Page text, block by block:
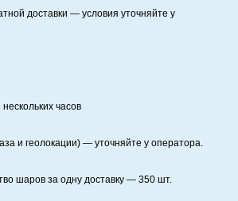
доставки — условия уточняйте у
часов
и геолокации) — уточняйте у оператора.
шаров за одну доставку — 350 шт.